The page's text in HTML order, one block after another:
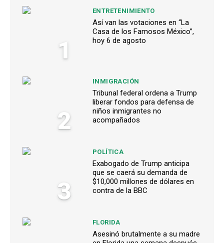
1
ENTRETENIMIENTO
Así van las votaciones en “La
Casa de los Famosos México”,
hoy 6 de agosto
2
INMIGRACIÓN
Tribunal federal ordena a Trump
liberar fondos para defensa de
niños inmigrantes no
acompañados
3
POLÍTICA
Exabogado de Trump anticipa
que se caerá su demanda de
$10,000 millones de dólares en
contra de la BBC
FLORIDA
Asesinó brutalmente a su madre